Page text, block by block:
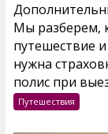
Мы разберем,
путешествие
нужна
полис при
Путешествия